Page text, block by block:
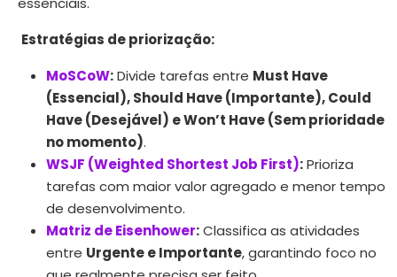
Estratégias de priorização:
MoSCoW:Divide tarefas entre Must Have
(Essencial), Should Have (Importante), Could
Have (Desejável) e Won’t Have (Sem prioridade
no momento).
WSJF (Weighted Shortest Job First):Prioriza
tarefas com maior valor agregado e menor tempo
de desenvolvimento.
Matriz de Eisenhower:Classifica as atividades
entre Urgente e Importante, garantindo foco no